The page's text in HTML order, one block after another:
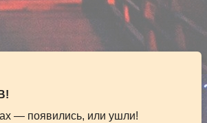
— появились, или ушли!